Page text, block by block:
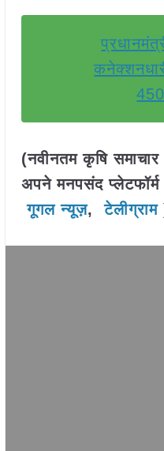
(नवीनतम कृषि
अपने मनपसंद
गूगल न्यूज़,टेलीग्राम